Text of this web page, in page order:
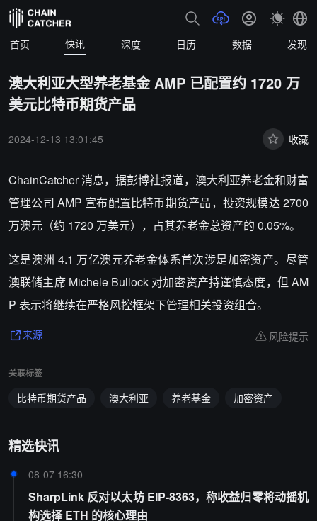
首页 快讯 深度 日历 数据 发现
澳大利亚大型养老基金 AMP 已配置约 1720 万
美元比特币期货产品
2024-12-13 13:01:45 收藏
ChainCatcher 消息，据彭博社报道，澳大利亚养老金和财富
管理公司 AMP 宣布配置比特币期货产品，投资规模达 2700
万澳元（约 1720 万美元），占其养老金总资产的 0.05%。
这是澳洲 4.1 万亿澳元养老金体系首次涉足加密资产。尽管
澳联储主席 Michele Bullock 对加密资产持谨慎态度，但 AM
P 表示将继续在严格风控框架下管理相关投资组合。
来源 风险提示
关联标签
比特币期货产品 澳大利亚 养老基金 加密资产
精选快讯
08-07 16:30
SharpLink 反对以太坊 EIP-8363，称收益归零将动摇机
构选择 ETH 的核心理由